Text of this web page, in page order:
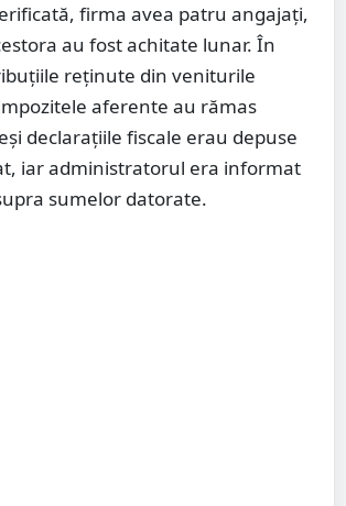
firma avea patru angajați,
au fost achitate lunar. În
reținute din veniturile
aferente au rămas
declarațiile fiscale erau depuse
iar administratorul era informat
sumelor datorate.